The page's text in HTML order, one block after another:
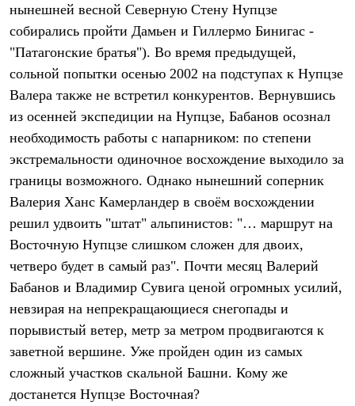
Футболки
Брюки
Термобелье
Теплое термобелье
Среднее термобелье
Легкое термобелье
Флисовая одежда
Брюки
Детская одежда
Комбинезоны
Куртки
Утепленная синтетикой
Комбинезоны
Куртки
Лёгкая одежда
Футболки
Брюки
Софтшелл одежда
Куртки
Флисовая одежда
Куртки
нынешней весной Северную Стену Нупцзе
собирались пройти Дамьен и Гиллермо Бинигас -
"Патагонские братья"). Во время предыдущей,
сольной попытки осенью 2002 на подступах к Нупцзе
Валера также не встретил конкурентов. Вернувшись
из осенней экспедиции на Нупцзе, Бабанов осознал
необходимость работы с напарником: по степени
экстремальности одиночное восхождение выходило за
границы возможного. Однако нынешний соперник
Валерия Ханс Камерландер в своём восхождении
решил удвоить "штат" альпинистов: "… маршрут на
Восточную Нупцзе слишком сложен для двоих,
четверо будет в самый раз". Почти месяц Валерий
Бабанов и Владимир Сувига ценой огромных усилий,
невзирая на непрекращающиеся снегопады и
порывистый ветер, метр за метром продвигаются к
заветной вершине. Уже пройден один из самых
сложный участков скальной Башни. Кому же
достанется Нупцзе Восточная?